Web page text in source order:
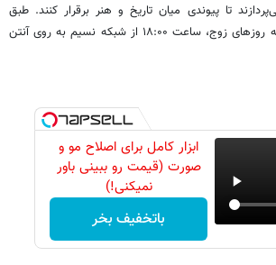
تا پیوندی میان تاریخ و هنر برقرار کنند. طبق
جدول پخش، این مجموعه روزهای زوج، ساعت ۱۸:۰۰ از شبکه نسیم به روی آنتن
ابزار کامل برای اصلاح مو و
صورت (قیمت رو ببینی باور
نمیکنی!)
باتخفیف بخر